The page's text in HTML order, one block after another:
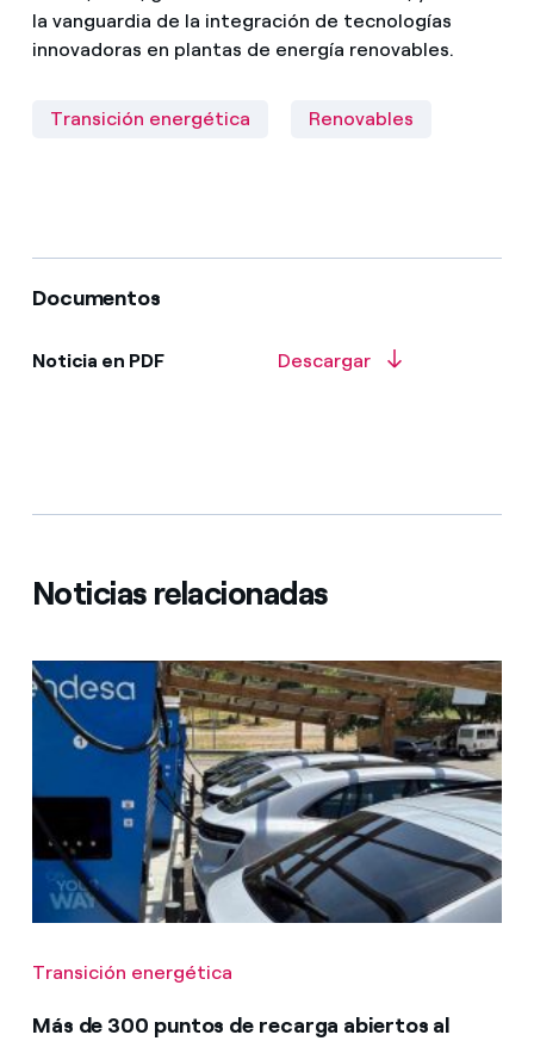
la vanguardia de la integración de tecnologías
innovadoras en plantas de energía renovables.
Transición energética Renovables
Documentos
Noticia en PDF Descargar
Noticias relacionadas
Transición energética
Más de 300 puntos de recarga abiertos al